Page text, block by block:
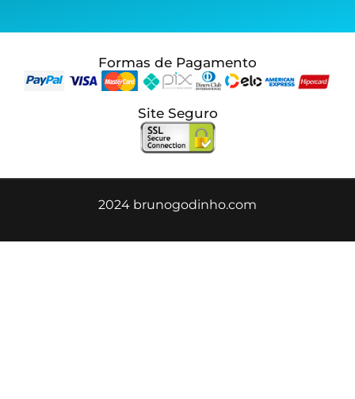
Formas de Pagamento
Site Seguro
2024 brunogodinho.com